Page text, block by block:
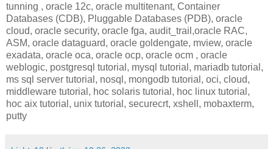
tunning , oracle 12c, oracle multitenant, Container
Databases (CDB), Pluggable Databases (PDB), oracle
cloud, oracle security, oracle fga, audit_trail,oracle RAC,
ASM, oracle dataguard, oracle goldengate, mview, oracle
exadata, oracle oca, oracle ocp, oracle ocm , oracle
weblogic, postgresql tutorial, mysql tutorial, mariadb tutorial,
ms sql server tutorial, nosql, mongodb tutorial, oci, cloud,
middleware tutorial, hoc solaris tutorial, hoc linux tutorial,
hoc aix tutorial, unix tutorial, securecrt, xshell, mobaxterm,
putty